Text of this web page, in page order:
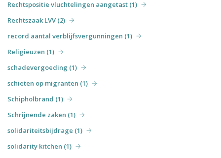
Rechtspositie vluchtelingen aangetast (1)
Rechtszaak LVV (2)
record aantal verblijfsvergunningen (1)
Religieuzen (1)
schadevergoeding (1)
schieten op migranten (1)
Schipholbrand (1)
Schrijnende zaken (1)
solidariteitsbijdrage (1)
solidarity kitchen (1)